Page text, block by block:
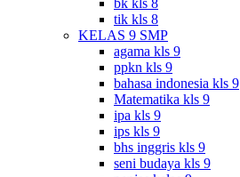
tik kls 8
KELAS 9 SMP
agama kls 9
ppkn kls 9
bahasa indonesia kls 9
Matematika kls 9
ipa kls 9
ips kls 9
bhs inggris kls 9
seni budaya kls 9